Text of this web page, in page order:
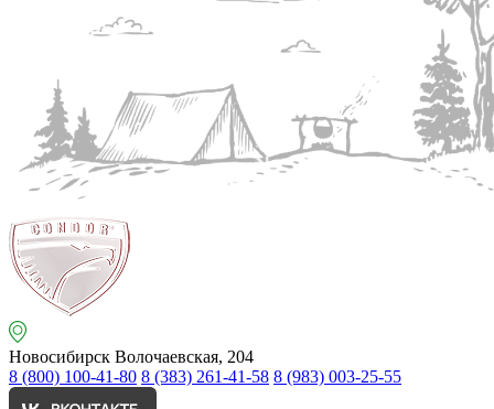
Новосибирск Волочаевская, 204
8 (800) 100-41-80 8 (383) 261-41-58 8 (983) 003-25-55